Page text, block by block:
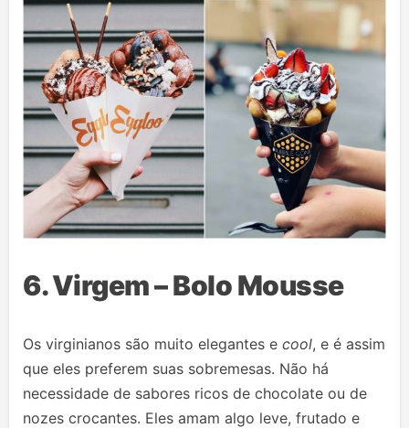
6. Virgem – Bolo Mousse
Os virginianos são muito elegantes e cool, e é assim
que eles preferem suas sobremesas. Não há
necessidade de sabores ricos de chocolate ou de
nozes crocantes. Eles amam algo leve, frutado e